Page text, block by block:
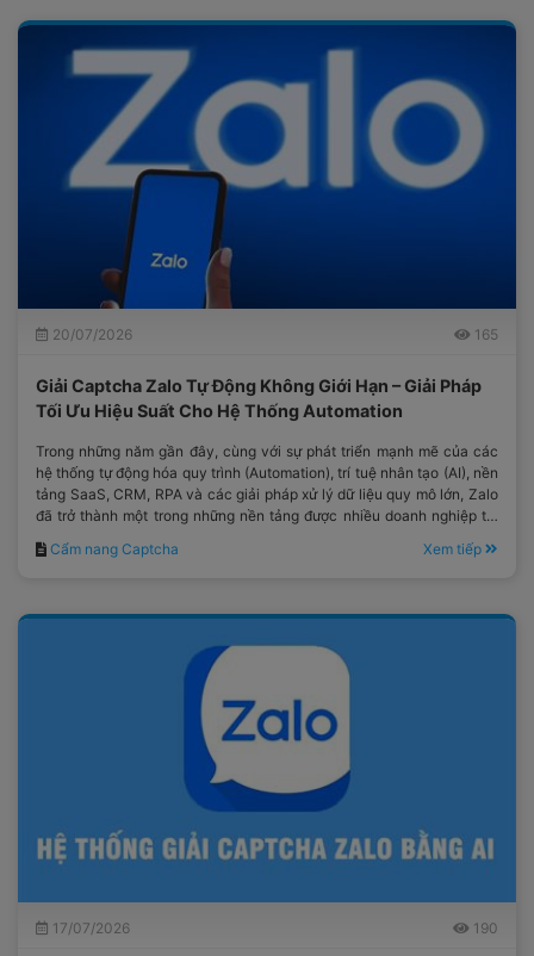
20/07/2026 165
Giải Captcha Zalo Tự Động Không Giới Hạn – Giải Pháp
Tối Ưu Hiệu Suất Cho Hệ Thống Automation
Trong những năm gần đây, cùng với sự phát triển mạnh mẽ của các
hệ thống tự động hóa quy trình (Automation), trí tuệ nhân tạo (AI), nền
tảng SaaS, CRM, RPA và các giải pháp xử lý dữ liệu quy mô lớn, Zalo
đã trở thành một trong những nền tảng được nhiều doanh nghiệp tại
Việt Nam lựa chọn.
Cẩm nang Captcha Xem tiếp
17/07/2026 190